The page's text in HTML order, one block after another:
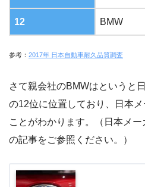
12 BMW
参考： 2017年 日本自動車耐久品質調査
さて親会社のBMWはというと
の12位に位置しており、日本
ことがわかります。（日本メ
の記事をご参照ください。）